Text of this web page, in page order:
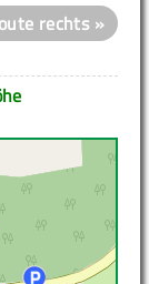
rechts »